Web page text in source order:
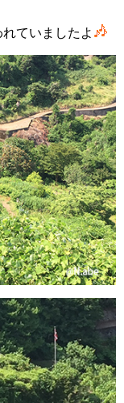
ていましたよ